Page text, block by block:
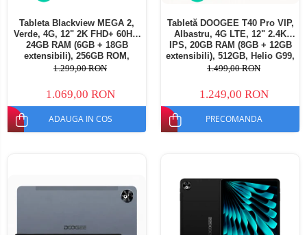
Tableta Blackview MEGA 2,
Verde, 4G, 12" 2K FHD+ 60Hz,
24GB RAM (6GB + 18GB
extensibili), 256GB ROM,
Android 15, Unisoc T615,
Stylus, Face Unlock, Dual SIM
1.299,00 RON
1.069,00 RON
ADAUGA IN COS
Tabletă DOOGEE T40 Pro VIP,
Albastru, 4G LTE, 12" 2.4K
IPS, 20GB RAM (8GB + 12GB
extensibili), 512GB, Helio G99,
10800mAh, 33W, Android 14,
1.499,00 RON
1.249,00 RON
PRECOMANDA